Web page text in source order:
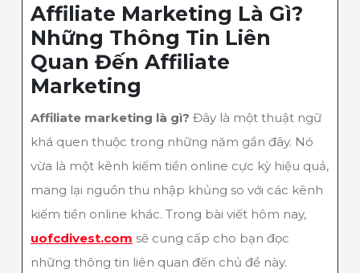
6,
2023
Affiliate Marketing Là Gì?
Những Thông Tin Liên
Quan Đến Affiliate
Marketing
Affiliate marketing là gì? Đây là một thuật ngữ
khá quen thuộc trong những năm gần đây. Nó
vừa là một kênh kiếm tiền online cực kỳ hiệu quả,
mang lại nguồn thu nhập khủng so với các kênh
kiếm tiền online khác. Trong bài viết hôm nay,
uofcdivest.com sẽ cung cấp cho bạn đọc
những thông tin liên quan đến chủ đề này.